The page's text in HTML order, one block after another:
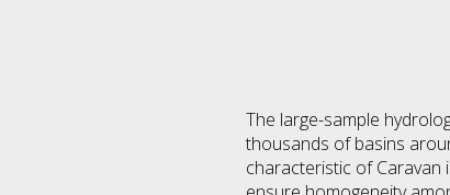
The large-sample
thousands of basins
characteristic of Caravan